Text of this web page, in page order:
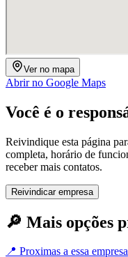
Ver no mapa
Abrir no Google Maps
Você é o
Reivindique esta página
completa, horário de
receber mais contatos.
Reivindicar empresa
🔎 Mais opções
📍 Proximas a essa empresa